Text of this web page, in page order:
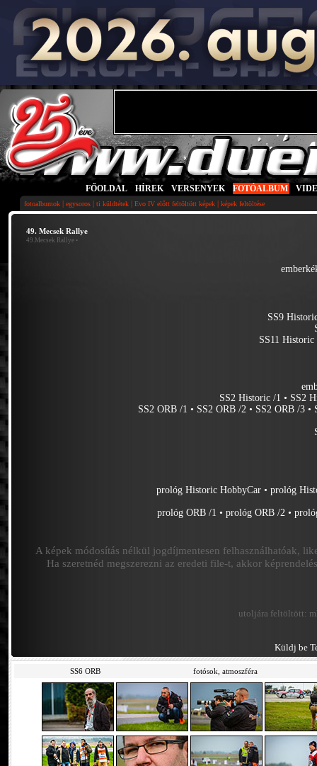
FŐOLDAL HÍREK VERSENYEK FOTÓALBUM
fotoalbumok | egysoros | ti küldtétek | Evo IV előtt feltöltött képek | képek feltöltése
49. Mecsek Rallye
49.Mecsek Rallye •
SS9
SS11 Historic
SS2 Historic /1 • SS2
SS2 ORB /1 • SS2 ORB /2 • SS2 ORB /3 •
prológ Historic HobbyCar •prológ
prológ ORB /1 •prológ ORB /2 •
A képek módosítás nélkül jogdíjmentesen felhasználhatóak,
Ha szeretnéd megszerezni az eredeti file-t, akkor
utoljára feltöltött:
Küldj be
SS6 ORB fotósok, atmoszféra